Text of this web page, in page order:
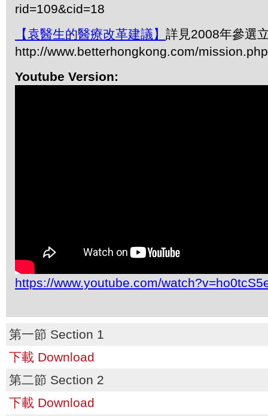
rid=109&cid=18
【袁醫生的醫療改革建議】 詳見2008年參選
http://www.betterhongkong.com/
Youtube Version:
https://www.youtube.com/
第一節 Section 1
下載 Download
第二節 Section 2
下載 Download